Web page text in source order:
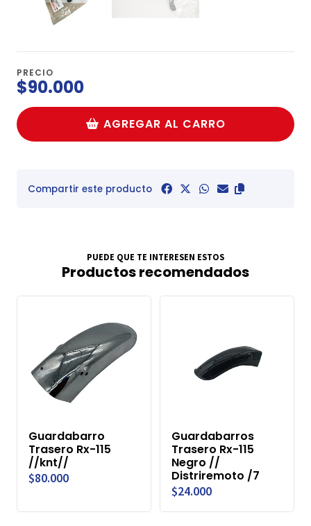
PRECIO
$90.000
AGREGAR AL CARRO
Compartir este producto
PUEDE QUE TE INTERESEN ESTOS
Productos recomendados
Guardabarro
Trasero Rx-115
//knt//
$80.000
Guardabarros
Trasero Rx-115
Negro //
Distriremoto /7
$24.000